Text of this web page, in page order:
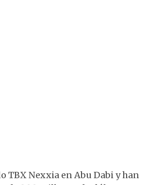
TBX Nexxia en Abu Dabi y han